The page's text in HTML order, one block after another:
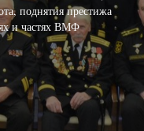
поднятия престижа
и частях ВМФ